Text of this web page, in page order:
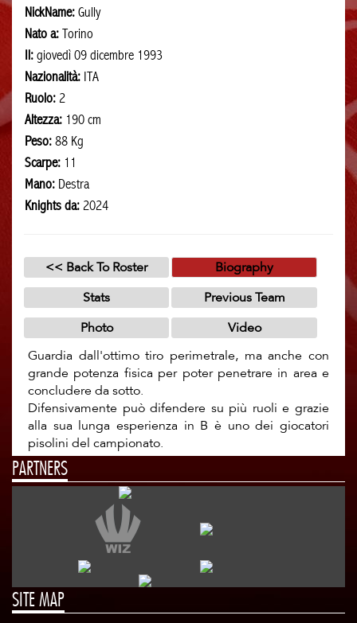
NickName: Gully
Nato a: Torino
Il: giovedì 09 dicembre 1993
Nazionalità: ITA
Ruolo: 2
Altezza: 190 cm
Peso: 88 Kg
Scarpe: 11
Mano: Destra
Knights da: 2024
Guardia dall'ottimo tiro perimetrale, ma anche con
grande potenza fisica per poter penetrare in area e
concludere da sotto.
Difensivamente può difendere su più ruoli e grazie
alla sua lunga esperienza in B è uno dei giocatori
pisolini del campionato.
PARTNERS
SITE MAP